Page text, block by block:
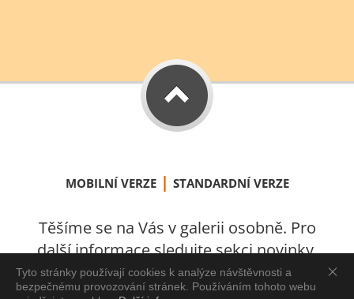
Tyto stránky používají cookies k analýze návštěvnosti a
bezpečnému provozování stránek. Používáním tohoto webu
MOBILNÍ VERZE | STANDARDNÍ VERZE
Těšíme se na Vás v galerii osobně. Pro
další informace sledujte sekci novinky.
S láskou vytvořeno v Úštěku 2021.